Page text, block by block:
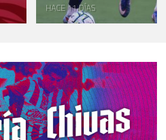
HACE 11 DÍAS